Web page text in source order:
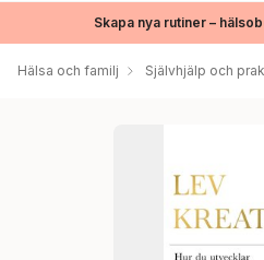
Skapa nya rutiner –
Hälsa och familj Självhjälp och